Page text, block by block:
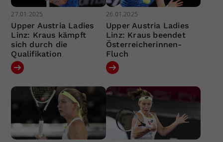
27.01.2025
Upper Austria Ladies
Linz: Kraus kämpft
sich durch die
Qualifikation
26.01.2025
Upper Austria Ladies
Linz: Kraus beendet
Österreicherinnen-
Fluch